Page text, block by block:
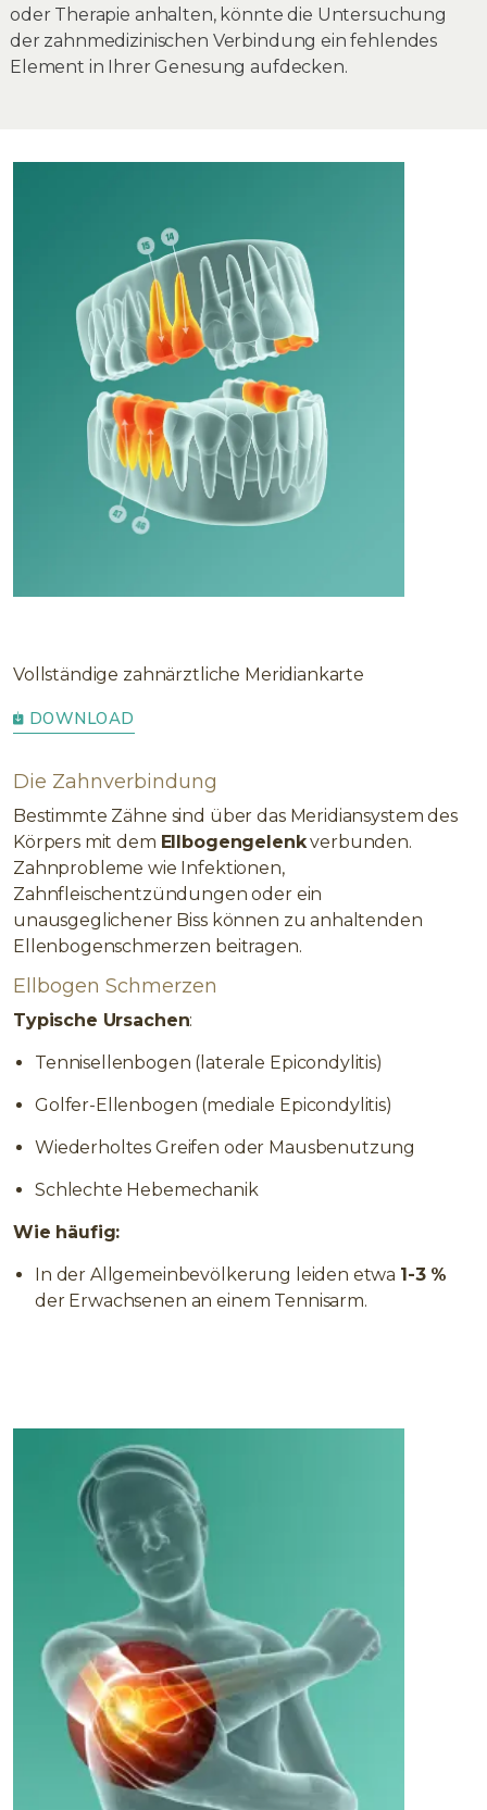
oder Therapie anhalten, könnte die Untersuchung
der zahnmedizinischen Verbindung ein fehlendes
Element in Ihrer Genesung aufdecken.
Die Zahnverbindung
Bestimmte Zähne sind über das Meridiansystem des
Körpers mit dem Ellbogengelenkverbunden.
Zahnprobleme wie Infektionen,
Zahnfleischentzündungen oder ein
unausgeglichener Biss können zu anhaltenden
Ellenbogenschmerzen beitragen.
Ellbogen Schmerzen
Typische Ursachen:
Tennisellenbogen (laterale Epicondylitis)
Golfer-Ellenbogen (mediale Epicondylitis)
Wiederholtes Greifen oder Mausbenutzung
Schlechte Hebemechanik
Wie häufig:
In der Allgemeinbevölkerung leiden etwa 1-3 %
der Erwachsenen an einem Tennisarm.
Vollständige zahnärztliche Meridiankarte
DOWNLOAD